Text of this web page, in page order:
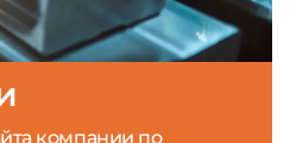
компании по